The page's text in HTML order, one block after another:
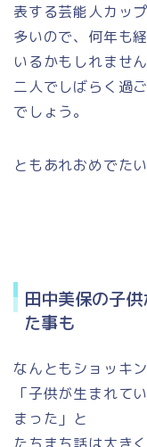
表する芸能人カッ
多いので、何年も
いるかもしれませ
二人でしばらく過
でしょう。
ともあれおめでた
田中美保の子
た事も
なんともショッキ
「子供が生まれて
まった」と